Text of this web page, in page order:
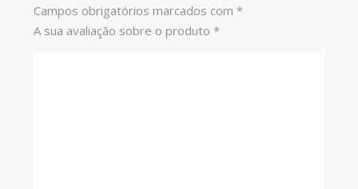
Campos obrigatórios marcados com *
A sua avaliação sobre o produto *